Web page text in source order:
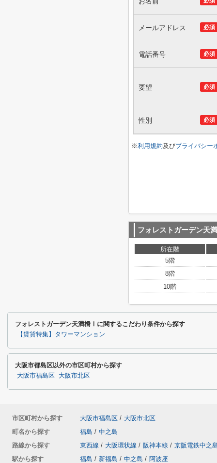
必須
メールアドレス
必須
電話番号
必須
要望
必須
性別
※利用規約及びプライバシー
フォレストガーデン天
所在階
5階
8階
10階
フォレストガーデン天満橋Ⅰに関するこだわり条件から探す
【賃貸特集】タワーマンション
大阪市都島区以外の市区町村から探す
大阪市福島区 大阪市北区
市区町村から探す 大阪市福島区 / 大阪市北区
町名から探す
福島 / 中之島
路線から探す
東西線 / 大阪環状線 / 阪神本線 / 京阪電鉄中之
駅から探す
福島 / 新福島 / 中之島 / 阿波座